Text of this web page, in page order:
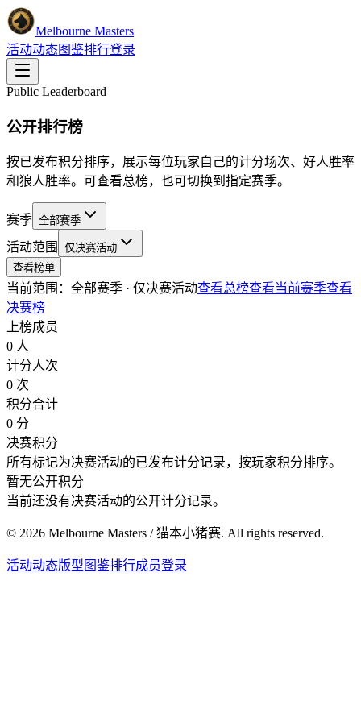
Melbourne Masters
活动动态图鉴排行登录
Public Leaderboard
公开排行榜
按已发布积分排序，展示每位玩家自己的计分场次、好人胜率
和狼人胜率。可查看总榜，也可切换到指定赛季。
赛季 全部赛季
活动范围
仅决赛活动
查看榜单
当前范围： 全部赛季 · 仅决赛活动查看总榜查看当前赛季查看
决赛榜
上榜成员
0 人
计分人次
0 次
积分合计
0 分
决赛积分
所有标记为决赛活动的已发布计分记录，按玩家积分排序。
暂无公开积分
当前还没有决赛活动的公开计分记录。
© 2026 Melbourne Masters / 猫本小猪赛. All rights reserved.
活动动态版型图鉴排行成员登录